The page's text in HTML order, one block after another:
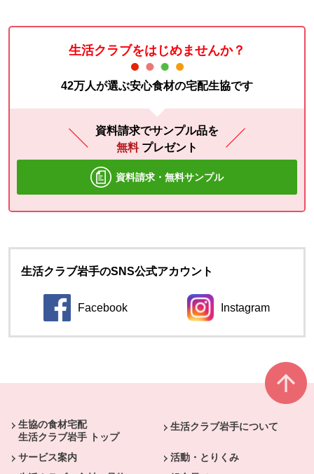
生活クラブをはじめませんか？
42万人が選ぶ安心食材の宅配生協です
資料請求でサンプル品を
無料 プレゼント
資料請求・無料サンプル
生活クラブ岩手のSNS公式アカウント
Facebook Instagram
生協の食材宅配
生活クラブ岩手 トップ
生活クラブ岩手について
サービス案内
活動・とりくみ